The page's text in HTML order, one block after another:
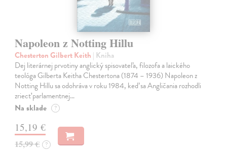
Napoleon z Notting Hillu
Chesterton Gilbert Keith | Kniha
Dej literárnej prvotiny anglický spisovateľa, filozofa a laického
teológa Gilberta Keitha Chestertona (1874 – 1936) Napoleon z
Notting Hillu sa odohráva v roku 1984, keď sa Angličania rozhodli
zriecť parlamentnej…
Na sklade ?
15,19 €
15,99 € ?